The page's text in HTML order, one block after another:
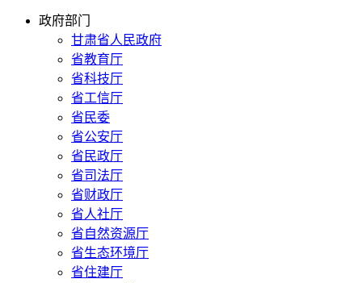
政府部门
甘肃省人民政府
省教育厅
省科技厅
省工信厅
省民委
省公安厅
省民政厅
省司法厅
省财政厅
省人社厅
省自然资源厅
省生态环境厅
省住建厅